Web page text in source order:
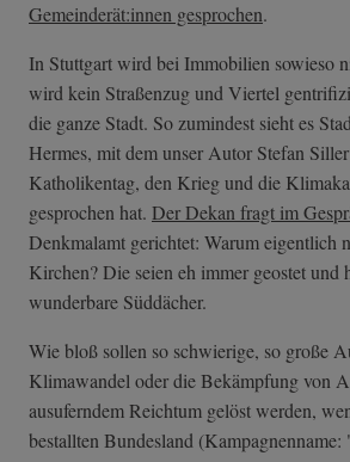
Gemeinderät:innen gesprochen.
In Stuttgart wird bei Immobilien sowieso
wird kein Straßenzug und Viertel
die ganze Stadt. So zumindest sieht es
Hermes, mit dem unser Autor Stefan
Katholikentag, den Krieg und die
gesprochen hat. Der Dekan fragt im
Denkmalamt gerichtet: Warum eigentlich
Kirchen? Die seien eh immer geostet und
wunderbare Süddächer.
Wie bloß sollen so schwierige, so große
Klimawandel oder die Bekämpfung von
ausuferndem Reichtum gelöst werden,
bestallten Bundesland